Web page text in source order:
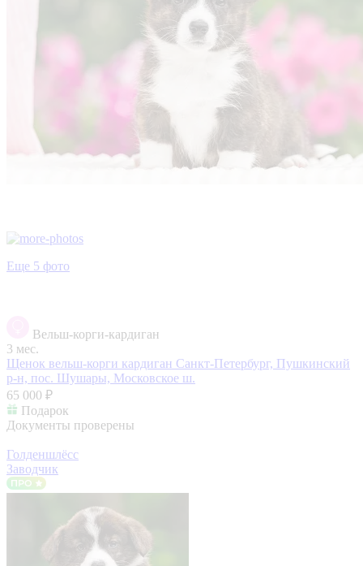
Еще 5 фото
Вельш-корги-кардиган
3 мес.
Щенок вельш-корги кардиган Санкт-Петербург, Пушкинский
р-н, пос. Шушары, Московское ш.
65 000 ₽
Подарок
Документы проверены
Голденшлёсс
Заводчик